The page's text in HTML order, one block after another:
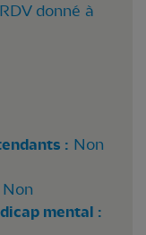
donné à
: Non
Non
mental :